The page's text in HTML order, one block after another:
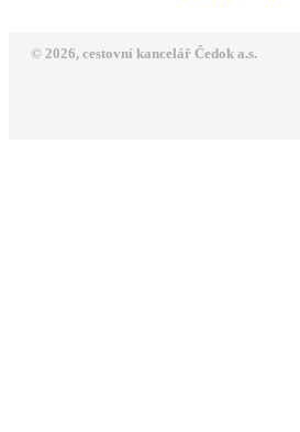
© 2026, cestovní kancelář Čedok a.s.